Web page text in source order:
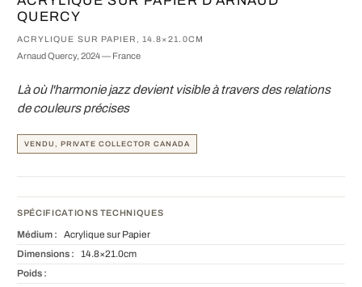
QUERCY
ACRYLIQUE SUR PAPIER, 14.8×21.0CM
Arnaud Quercy, 2024 — France
Là où l'harmonie jazz devient visible à travers des relations
de couleurs précises
VENDU, PRIVATE COLLECTOR CANADA
SPÉCIFICATIONS TECHNIQUES
Médium : Acrylique sur Papier
Dimensions : 14.8×21.0cm
Poids :